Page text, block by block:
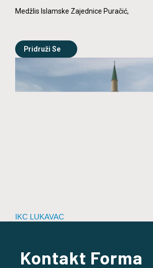
Medžlis Islamske Zajednice Puračić,
Pridruži Se
IKC LUKAVAC
Kontakt Forma